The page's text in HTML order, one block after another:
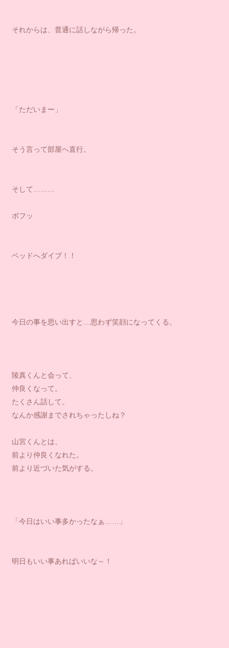
それからは、普通に話しながら帰った。
「ただいまー」
そう言って部屋へ直行。
そして………
ボフッ
ベッドへダイブ！！
今日の事を思い出すと…思わず笑顔になってくる。
陵真くんと会って、
仲良くなって。
たくさん話して。
なんか感謝までされちゃったしね？
山宮くんとは、
前より仲良くなれた。
前より近づいた気がする。
「今日はいい事多かったなぁ……」
明日もいい事あればいいな～！